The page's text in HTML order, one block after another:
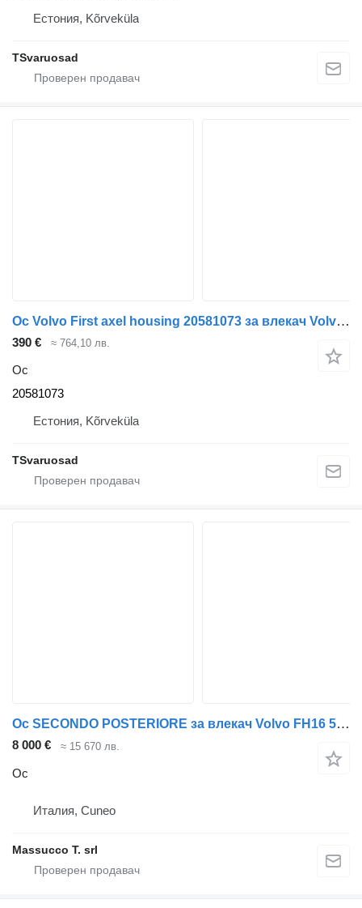
Естония, Kõrveküla
TSvaruosad
Ос Volvo First axel housing 20581073 за влекач Volvo FM9
390 € ≈ 764,10 лв.
Ос
20581073
Естония, Kõrveküla
TSvaruosad
Ос SECONDO POSTERIORE за влекач Volvo FH16 550
8 000 € ≈ 15 670 лв.
Ос
Италия, Cuneo
Massucco T. srl